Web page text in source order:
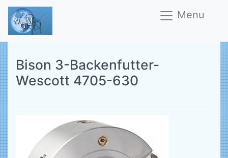
Menu
Bison 3-Backenfutter-
Wescott 4705-630